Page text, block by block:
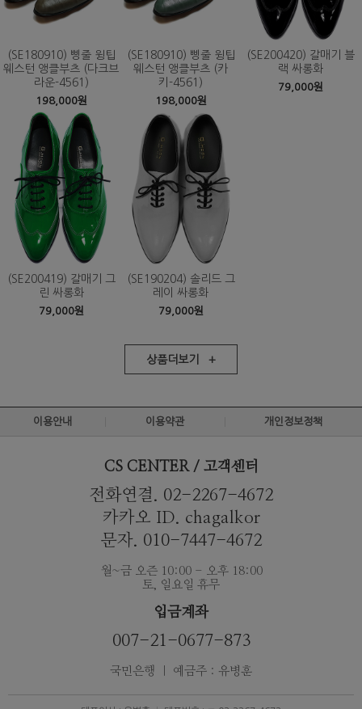
(SE180910) 삥줄 윙팁
웨스턴 앵클부츠 (다크브
라운-4561)
198,000원
(SE180910) 삥줄 윙팁
웨스턴 앵클부츠 (카
키-4561)
198,000원
(SE200420) 갈매기 블
랙 싸롱화
79,000원
(SE200419) 갈매기 그
린 싸롱화
79,000원
(SE190204) 솔리드 그
레이 싸롱화
79,000원
상품더보기 +
이용안내 이용약관 개인정보정책
CS CENTER / 고객센터
전화연결. 02-2267-4672
카카오 ID. chagalkor
문자. 010-7447-4672
월~금 오즌 10:00 - 오후 18:00
토, 일요일 휴무
입금계좌
007-21-0677-873
국민은행 ｜ 예금주 : 유병훈